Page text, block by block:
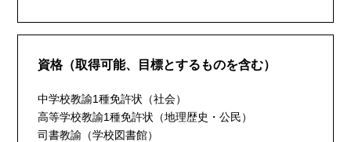
資格（取得可能、目標とするものを含む）
中学校教諭1種免許状（社会）
高等学校教諭1種免許状（地理歴史・公民）
司書教諭（学校図書館）